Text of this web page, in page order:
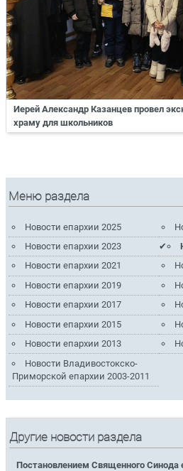
Иерей Александр Казанцев провел
храму для школьников
Меню раздела
Новости епархии 2025
Новости епархии 2023
Новости епархии 2021
Новости епархии 2019
Новости епархии 2017
Новости епархии 2015
Новости епархии 2013
Новости Владивостокско-
Приморской епархии 2003-2011
Другие новости раздела
Постановлением Священного Синода